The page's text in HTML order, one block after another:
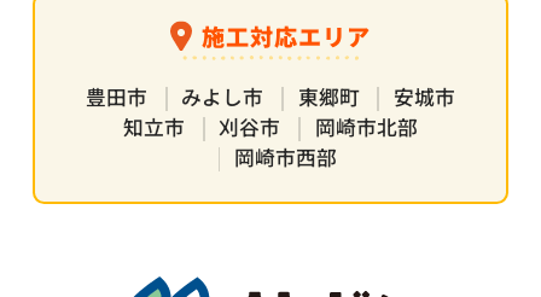
施工対応エリア
豊田市 みよし市 東郷町
安城市
知立市
刈谷市
岡崎市北部
岡崎市西部